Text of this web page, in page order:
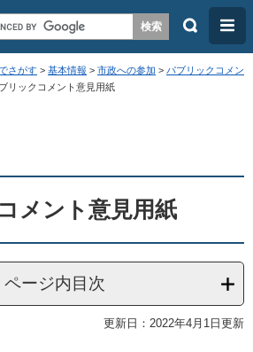
検
メ
ニ
ュ
さがす > 基本情報 > 市政への参加 > パブリックコメン
リックコメント意見用紙
メント意見用紙
ページ内目次
更新日：2022年4月1日更新